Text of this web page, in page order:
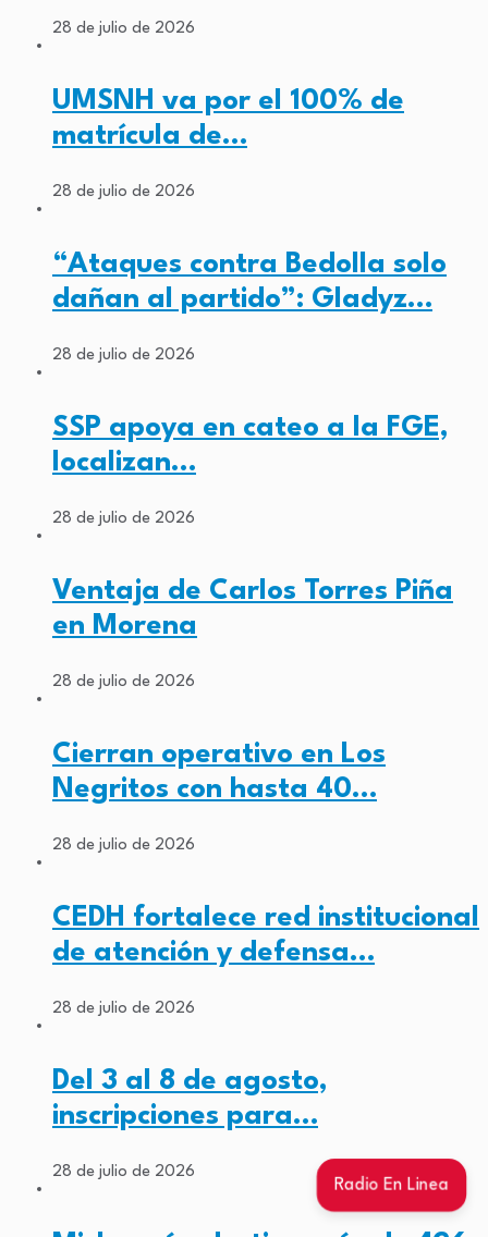
Radio En Linea
28 de julio de 2026
UMSNH va por el 100% de
matrícula de…
28 de julio de 2026
“Ataques contra Bedolla solo
dañan al partido”: Gladyz…
28 de julio de 2026
SSP apoya en cateo a la FGE,
localizan…
28 de julio de 2026
Ventaja de Carlos Torres Piña
en Morena
28 de julio de 2026
Cierran operativo en Los
Negritos con hasta 40…
28 de julio de 2026
CEDH fortalece red institucional
de atención y defensa…
28 de julio de 2026
Del 3 al 8 de agosto,
inscripciones para…
28 de julio de 2026